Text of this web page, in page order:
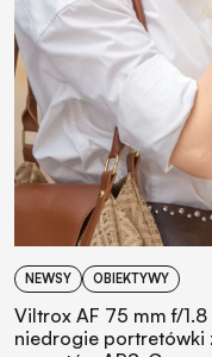
NEWSY OBIEKTYWY
Viltrox AF 75 mm f/
niedrogie portretówki